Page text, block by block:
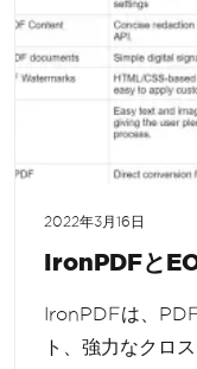
2022年3月16日
IronPDFと
IronPDFは、
ト、強力なクロ